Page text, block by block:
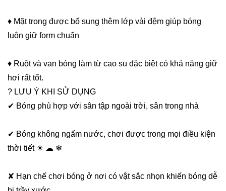
♦ Mặt trong được bổ sung thêm lớp vải đệm giúp bóng
luôn giữ form chuẩn
♦ Ruột và van bóng làm từ cao su đặc biệt có khả năng giữ
hơi rất tốt.
? LƯU Ý KHI SỬ DỤNG
✔ Bóng phù hợp với sân tập ngoài trời, sân trong nhà
✔ Bóng không ngấm nước, chơi được trong mọi điều kiện
thời tiết ☀ ☁ ❄
✘ Hạn chế chơi bóng ở nơi có vật sắc nhọn khiến bóng dễ